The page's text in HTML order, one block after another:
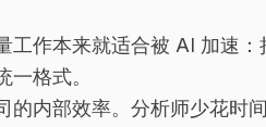
工作本来就适合被 AI 加速
一格式。
的内部效率。分析师少花时